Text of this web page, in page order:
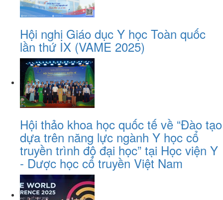
Hội nghị Giáo dục Y học Toàn quốc
lần thứ IX (VAME 2025)
Hội thảo khoa học quốc tế về “Đào tạo
dựa trên năng lực ngành Y học cổ
truyền trình độ đại học” tại Học viện Y
- Dược học cổ truyền Việt Nam